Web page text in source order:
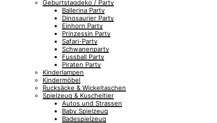
Geburtstagdeko / Party
Ballerina Party
Dinosaurier Party
Einhorn Party
Prinzessin Party
Safari-Party
Schwanenparty
Fussball Party
Piraten Party
Kinderlampen
Kindermöbel
Rucksäcke & Wickeltaschen
Spielzeug & Kuscheltier
Autos und Strassen
Baby Spielzeug
Badespielzeug